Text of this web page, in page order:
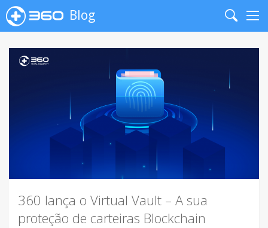
Blog
Search
360 lança o Virtual Vault – A sua
proteção de carteiras Blockchain